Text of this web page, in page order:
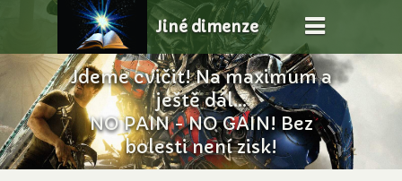
Jdeme cvičit! Na maximum a
ještě dál...
NO PAIN - NO GAIN! Bez
bolesti není zisk!
Jiné dimenze